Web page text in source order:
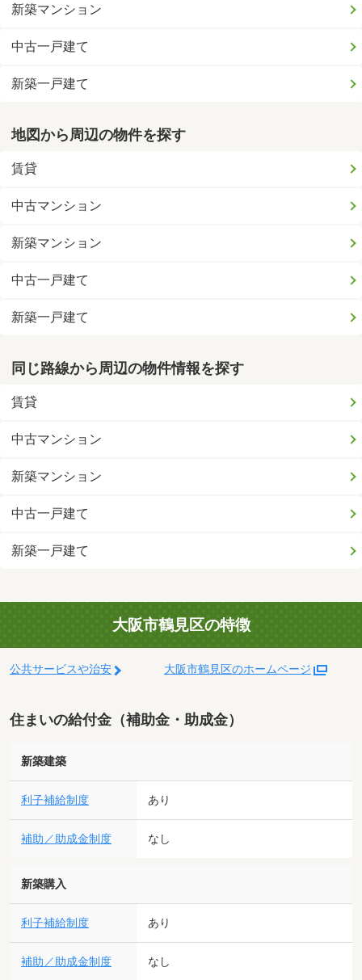
新築マンション
中古一戸建て
新築一戸建て
地図から周辺の物件を探す
賃貸
中古マンション
新築マンション
中古一戸建て
新築一戸建て
同じ路線から周辺の物件情報を探す
賃貸
中古マンション
新築マンション
中古一戸建て
新築一戸建て
大阪市鶴見区の特徴
公共サービスや治安 大阪市鶴見区のホームページ
住まいの給付金（補助金・助成金）
新築建築
利子補給制度 あり
補助／助成金制度 なし
新築購入
利子補給制度 あり
補助／助成金制度 なし